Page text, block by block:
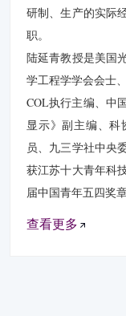
研制、生产的实际
职。
陆延青教授是美国
学工程学学会会士
COL执行主编、中
显示》副主编、科
员、九三学社中央
获江苏十大青年科
届中国青年五四奖章
查看更多